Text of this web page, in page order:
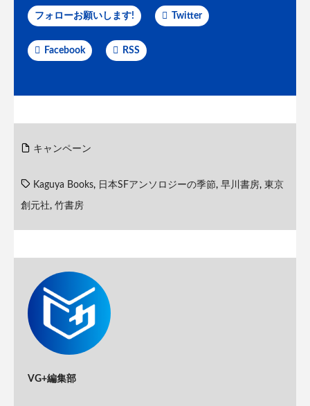
フォローお願いします! Twitter
Facebook RSS
キャンペーン
Kaguya Books, 日本SFアンソロジーの季節, 早川書房, 東京
創元社, 竹書房
VG+編集部